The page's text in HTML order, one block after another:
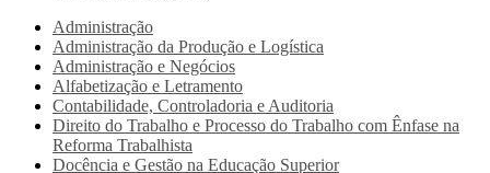
Administração
Administração da Produção e Logística
Administração e Negócios
Alfabetização e Letramento
Contabilidade, Controladoria e Auditoria
Direito do Trabalho e Processo do Trabalho com Ênfase na
Reforma Trabalhista
Docência e Gestão na Educação Superior